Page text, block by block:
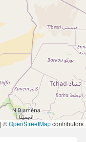
|©OpenStreetMapcontributors